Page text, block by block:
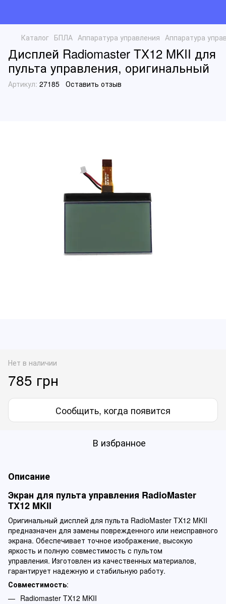
Каталог БПЛА Аппаратура управления Аппаратура
Дисплей Radiomaster TX12 MKII для
пульта управления, оригинальный
Артикул: 27185 Оставить отзыв
Нет в наличии
785 грн
Сообщить, когда появится
В избранное
Описание
Экран для пульта управления RadioMaster
TX12 MKII
Оригинальный дисплей для пульта RadioMaster TX12 MKII
предназначен для замены поврежденного или неисправного
экрана. Обеспечивает точное изображение, высокую
яркость и полную совместимость с пультом
управления. Изготовлен из качественных материалов,
гарантирует надежную и стабильную работу.
Совместимость:
Radiomaster TX12 MKII